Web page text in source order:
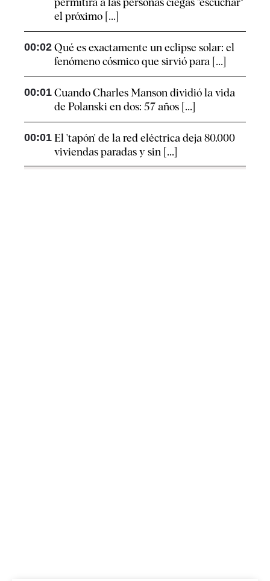
el próximo [...]
00:02 Qué es exactamente un eclipse solar: el
fenómeno cósmico que sirvió para [...]
00:01 Cuando Charles Manson dividió la vida
de Polanski en dos: 57 años [...]
00:01 El 'tapón' de la red eléctrica deja 80.000
viviendas paradas y sin [...]